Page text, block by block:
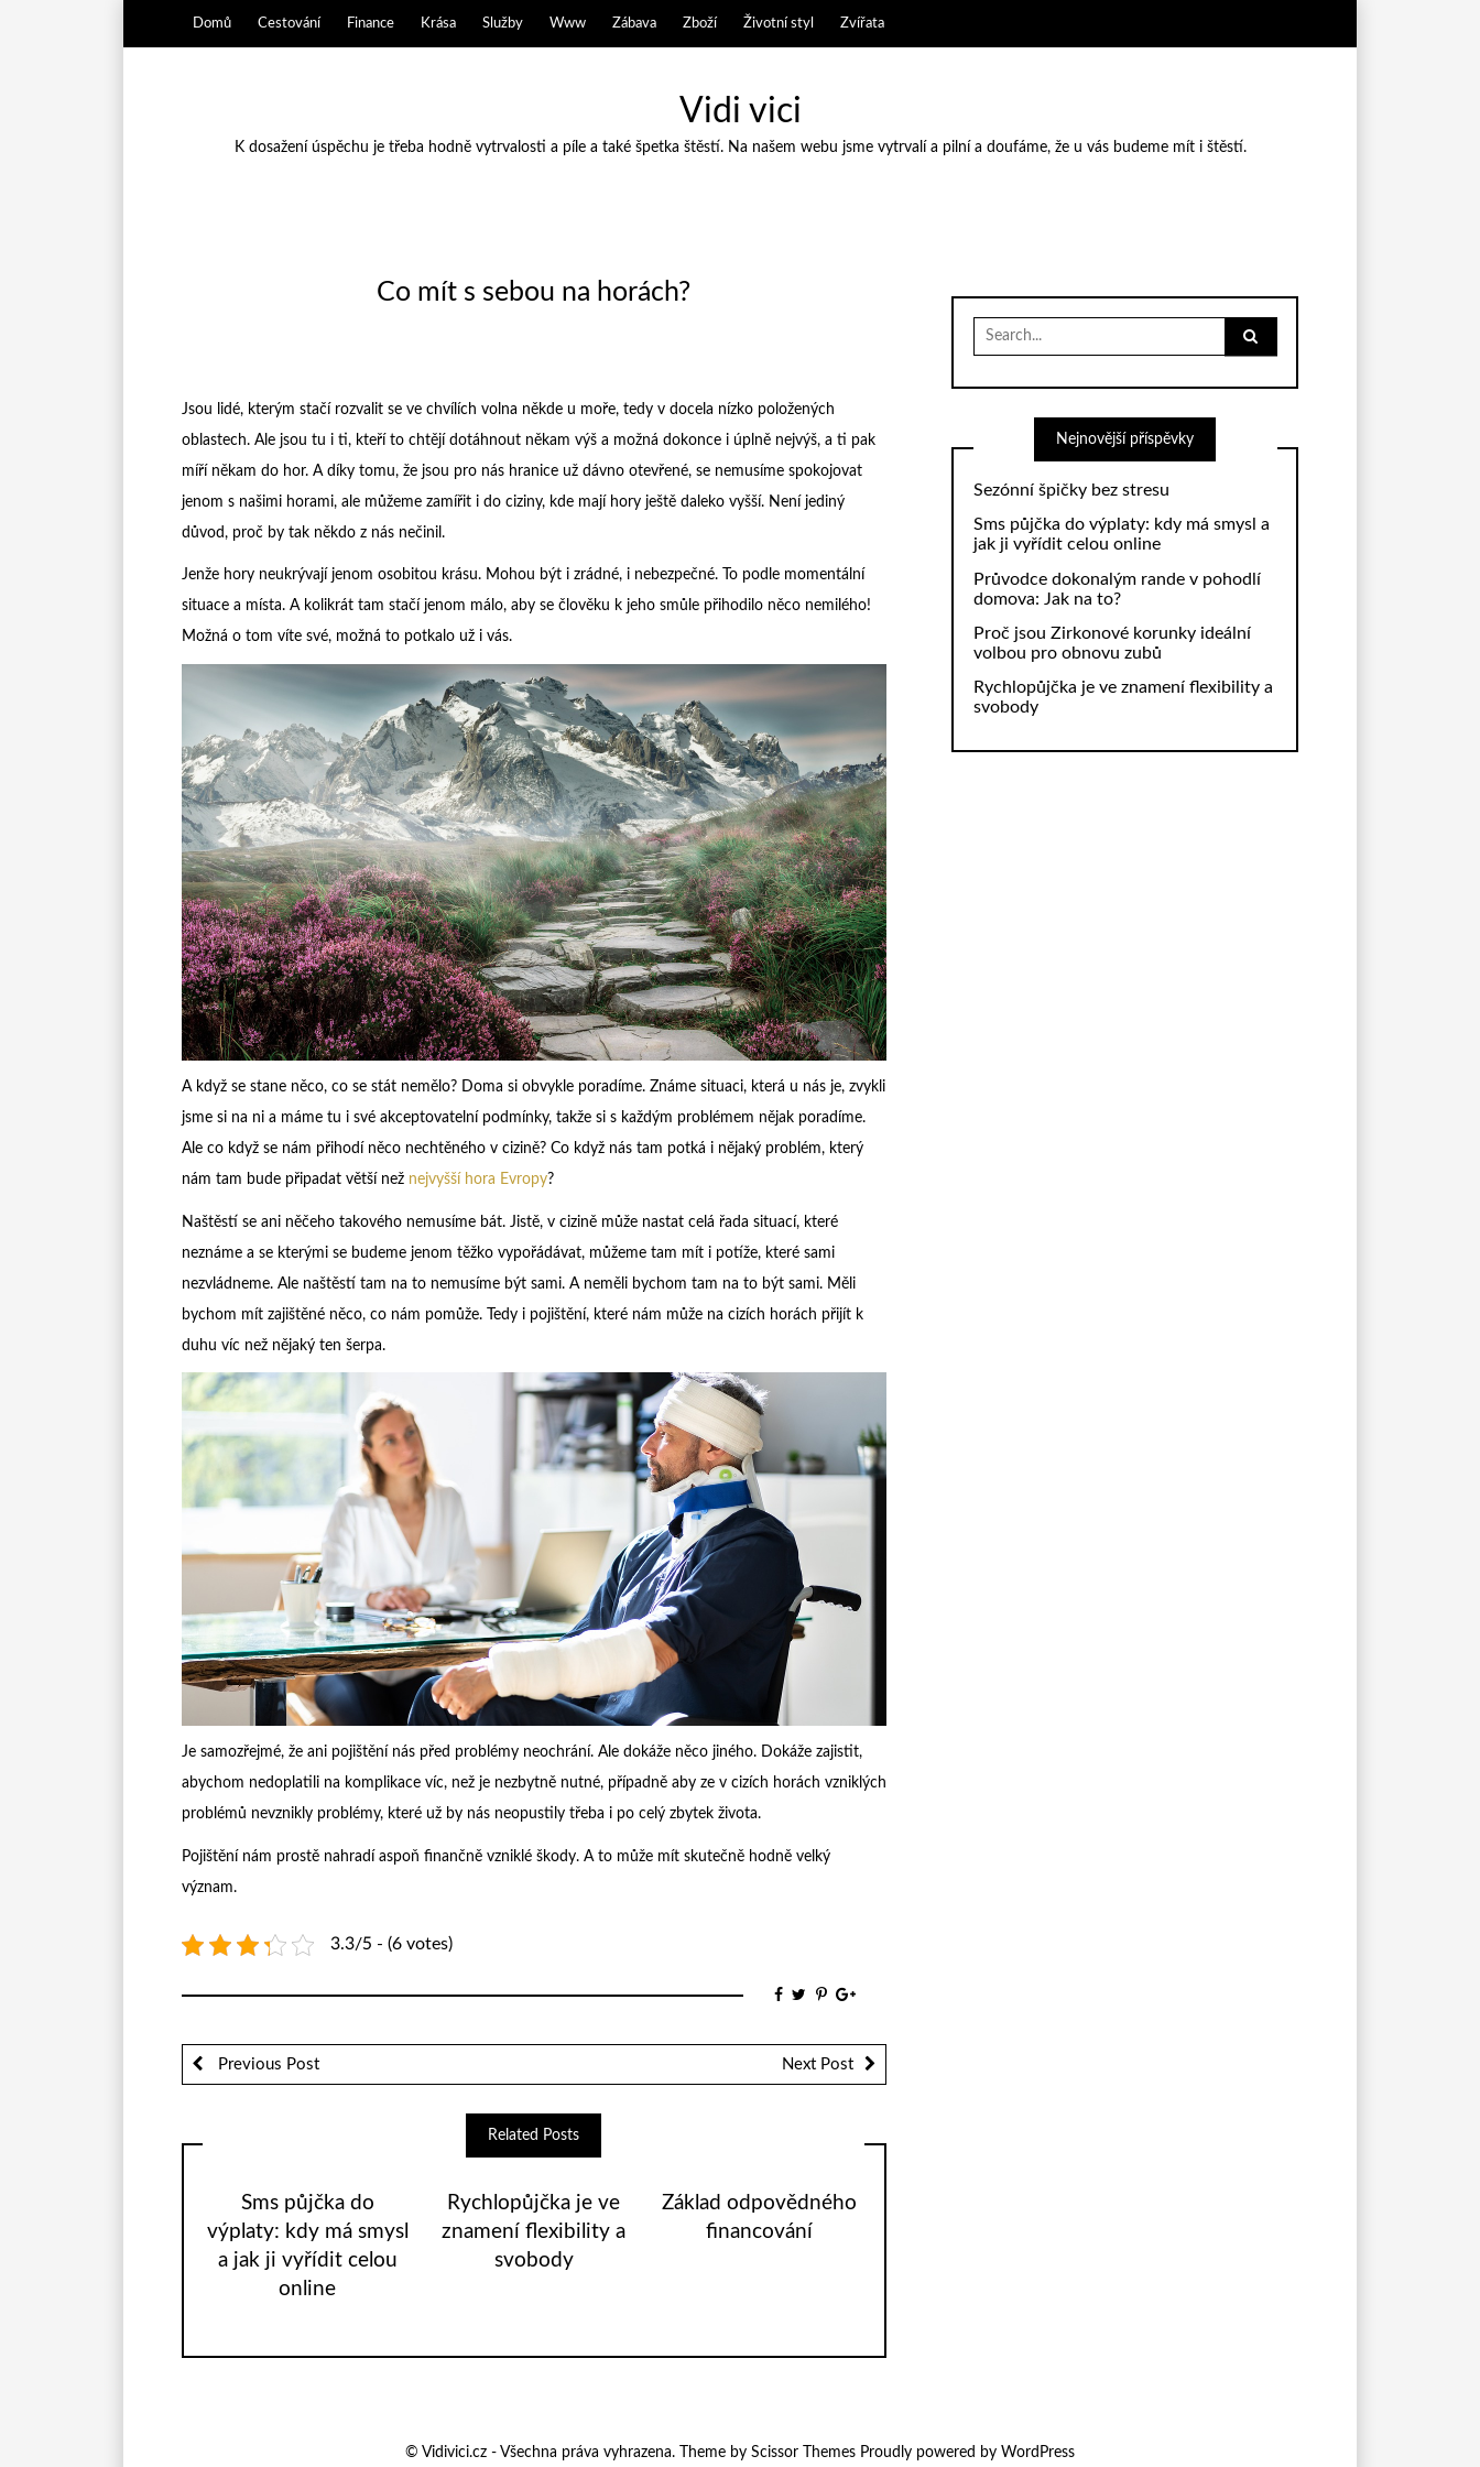
Domů Cestování Finance Krása Služby Www Zábava Zboží Životní styl Zvířata
Vidi vici
K dosažení úspěchu je třeba hodně vytrvalosti a píle a také špetka štěstí. Na našem webu jsme vytrvalí a pilní a doufáme, že u vás budeme mít i štěstí.
Co mít s sebou na horách?
Jsou lidé, kterým stačí rozvalit se ve chvílích volna někde u moře, tedy v docela nízko položených
oblastech. Ale jsou tu i ti, kteří to chtějí dotáhnout někam výš a možná dokonce i úplně nejvýš, a ti pak
míří někam do hor. A díky tomu, že jsou pro nás hranice už dávno otevřené, se nemusíme spokojovat
jenom s našimi horami, ale můžeme zamířit i do ciziny, kde mají hory ještě daleko vyšší. Není jediný
důvod, proč by tak někdo z nás nečinil.
Jenže hory neukrývají jenom osobitou krásu. Mohou být i zrádné, i nebezpečné. To podle momentální
situace a místa. A kolikrát tam stačí jenom málo, aby se člověku k jeho smůle přihodilo něco nemilého!
Možná o tom víte své, možná to potkalo už i vás.
A když se stane něco, co se stát nemělo? Doma si obvykle poradíme. Známe situaci, která u nás je, zvykli
jsme si na ni a máme tu i své akceptovatelní podmínky, takže si s každým problémem nějak poradíme.
Ale co když se nám přihodí něco nechtěného v cizině? Co když nás tam potká i nějaký problém, který
nám tam bude připadat větší než nejvyšší hora Evropy?
Naštěstí se ani něčeho takového nemusíme bát. Jistě, v cizině může nastat celá řada situací, které
neznáme a se kterými se budeme jenom těžko vypořádávat, můžeme tam mít i potíže, které sami
nezvládneme. Ale naštěstí tam na to nemusíme být sami. A neměli bychom tam na to být sami. Měli
bychom mít zajištěné něco, co nám pomůže. Tedy i pojištění, které nám může na cizích horách přijít k
duhu víc než nějaký ten šerpa.
Je samozřejmé, že ani pojištění nás před problémy neochrání. Ale dokáže něco jiného. Dokáže zajistit,
abychom nedoplatili na komplikace víc, než je nezbytně nutné, případně aby ze v cizích horách vzniklých
problémů nevznikly problémy, které už by nás neopustily třeba i po celý zbytek života.
Pojištění nám prostě nahradí aspoň finančně vzniklé škody. A to může mít skutečně hodně velký
význam.
3.3/5 - (6 votes)
Previous Post Next Post
Related Posts
Sms půjčka do
výplaty: kdy má smysl
a jak ji vyřídit celou
online
Rychlopůjčka je ve
znamení flexibility a
svobody
Základ odpovědného
financování
Search
for:
Nejnovější příspěvky
Sezónní špičky bez stresu
Sms půjčka do výplaty: kdy má smysl a
jak ji vyřídit celou online
Průvodce dokonalým rande v pohodlí
domova: Jak na to?
Proč jsou Zirkonové korunky ideální
volbou pro obnovu zubů
Rychlopůjčka je ve znamení flexibility a
svobody
© Vidivici.cz - Všechna práva vyhrazena. Theme by Scissor Themes Proudly powered by WordPress